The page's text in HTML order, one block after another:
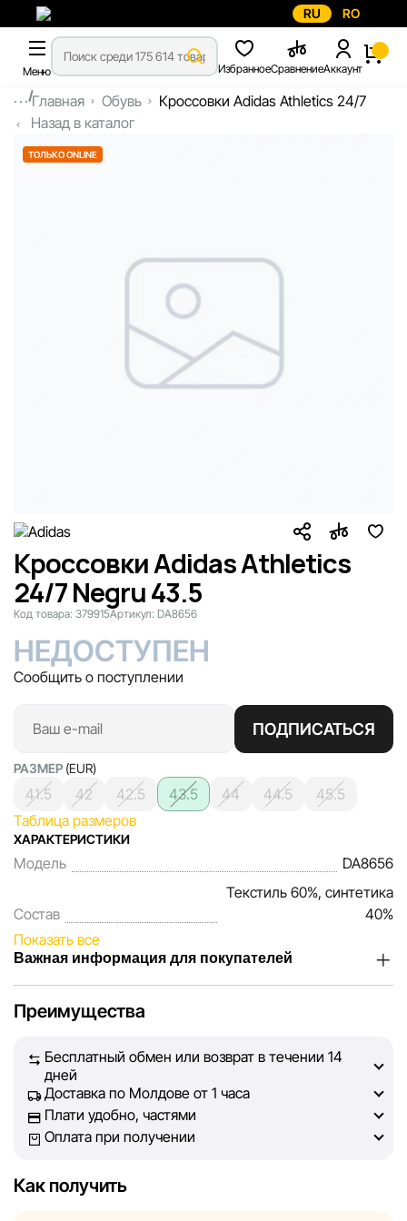
RU RO
Меню ИзбранноеСравнениеАккаунт
...Главная Обувь
Кроссовки Adidas Athletics 24/7
Назад в каталог
ТОЛЬКО ONLINE
Кроссовки Adidas Athletics
24/7 Negru 43.5
Код товара: 379915Артикул: DA8656
НЕДОСТУПЕН
Сообщить о поступлении
ПОДПИСАТЬСЯ
РАЗМЕР (EUR)
41.5 42 42.5 43.5 44 44.5
45.5
Таблица размеров
ХАРАКТЕРИСТИКИ
Модель DA8656
Состав
Текстиль 60%, синтетика
40%
Показать все
Важная информация для покупателей
наших покупателей. Каждый день мы работаем над тем,
на сайте, была максимально полной, объективной и
актуальной. Наша цель — обеспечить вас достоверной
информацией, чтобы вы смогли принять лучшее
решение о покупке.
не может гарантировать абсолютную точность всех
Преимущества
Бесплатный обмен или возврат в течении 14
дней
Доставка по Молдове от 1 часа
Плати удобно, частями
Оплата при получении
Как получить